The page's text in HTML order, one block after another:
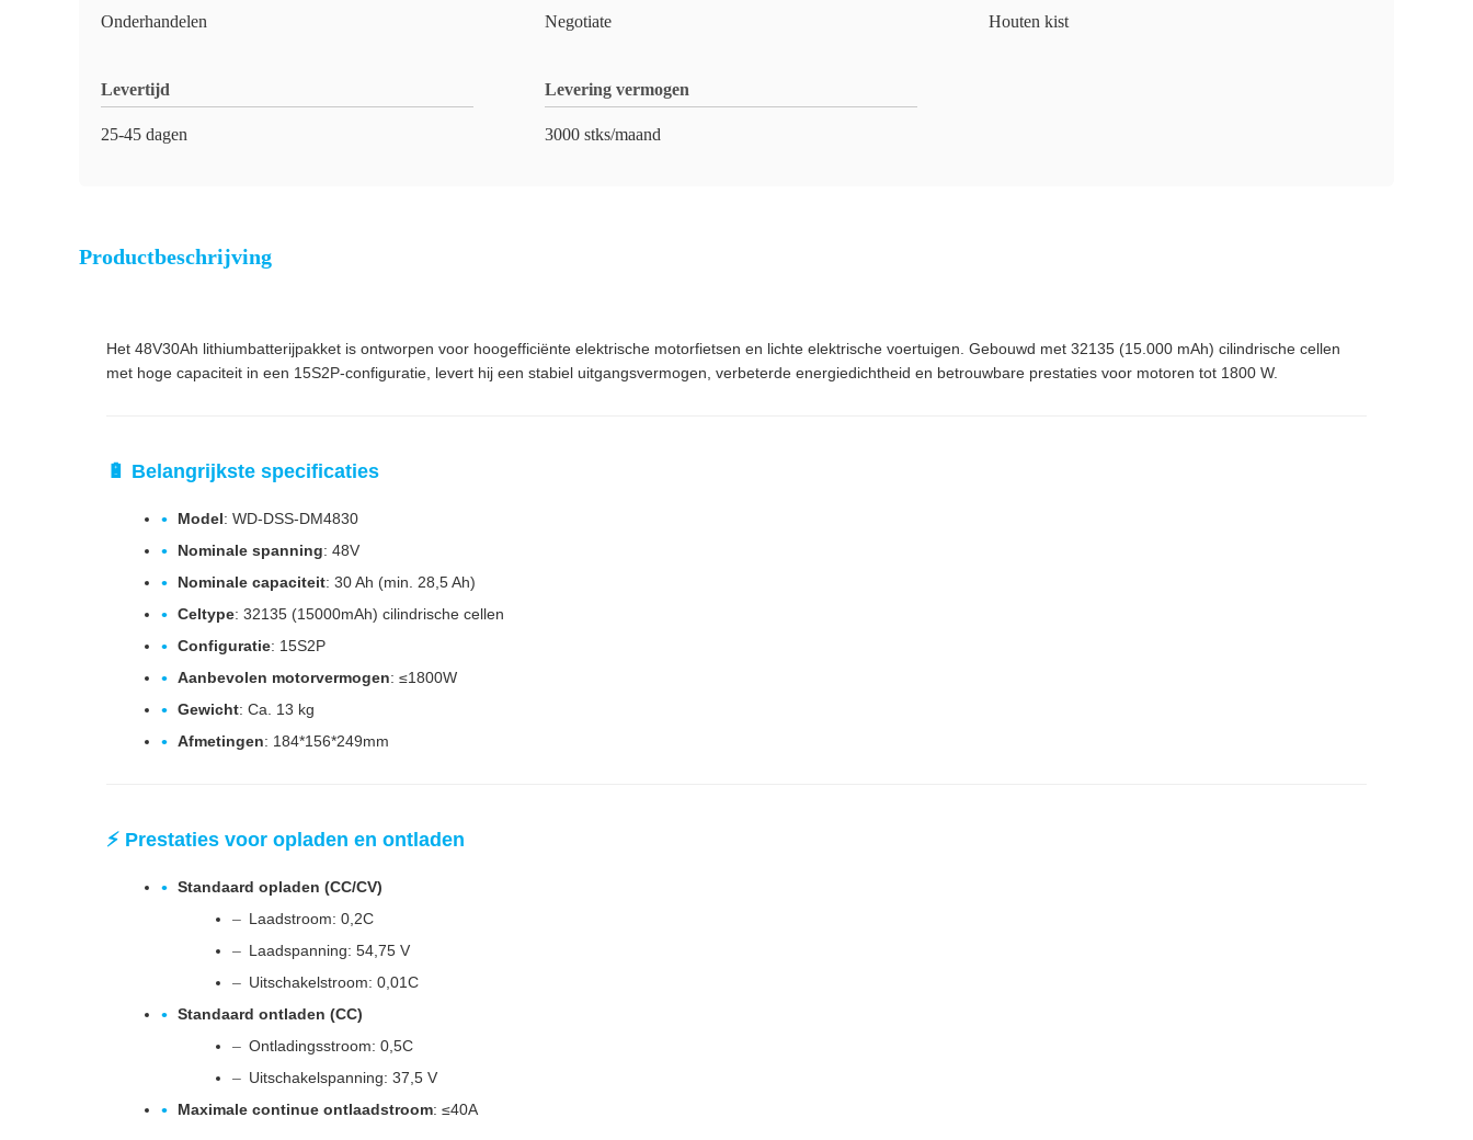
Onderhandelen Negotiate Houten kist
Levertijd
25-45 dagen
Levering vermogen
3000 stks/maand
Productbeschrijving
Het 48V30Ah lithiumbatterijpakket is ontworpen voor hoogefficiënte elektrische motorfietsen en lichte elektrische voertuigen. Gebouwd met 32135 (15.000 mAh) cilindrische cellen
met hoge capaciteit in een 15S2P-configuratie, levert hij een stabiel uitgangsvermogen, verbeterde energiedichtheid en betrouwbare prestaties voor motoren tot 1800 W.
🔋 Belangrijkste specificaties
Model: WD-DSS-DM4830
Nominale spanning: 48V
Nominale capaciteit: 30 Ah (min. 28,5 Ah)
Celtype: 32135 (15000mAh) cilindrische cellen
Configuratie: 15S2P
Aanbevolen motorvermogen: ≤1800W
Gewicht: Ca. 13 kg
Afmetingen: 184*156*249mm
⚡ Prestaties voor opladen en ontladen
Standaard opladen (CC/CV)
Laadstroom: 0,2C
Laadspanning: 54,75 V
Uitschakelstroom: 0,01C
Standaard ontladen (CC)
Ontladingsstroom: 0,5C
Uitschakelspanning: 37,5 V
Maximale continue ontlaadstroom: ≤40A